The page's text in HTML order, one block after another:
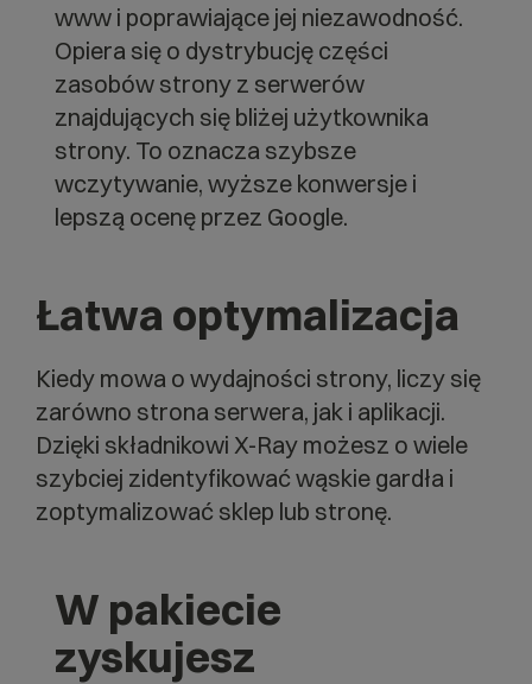
www i poprawiające jej niezawodność.
Opiera się o dystrybucję części
zasobów strony z serwerów
znajdujących się bliżej użytkownika
strony. To oznacza szybsze
wczytywanie, wyższe konwersje i
lepszą ocenę przez Google.
Łatwa optymalizacja
Kiedy mowa o wydajności strony, liczy się
zarówno strona serwera, jak i aplikacji.
Dzięki składnikowi X-Ray możesz o wiele
szybciej zidentyfikować wąskie gardła i
zoptymalizować sklep lub stronę.
W pakiecie
zyskujesz